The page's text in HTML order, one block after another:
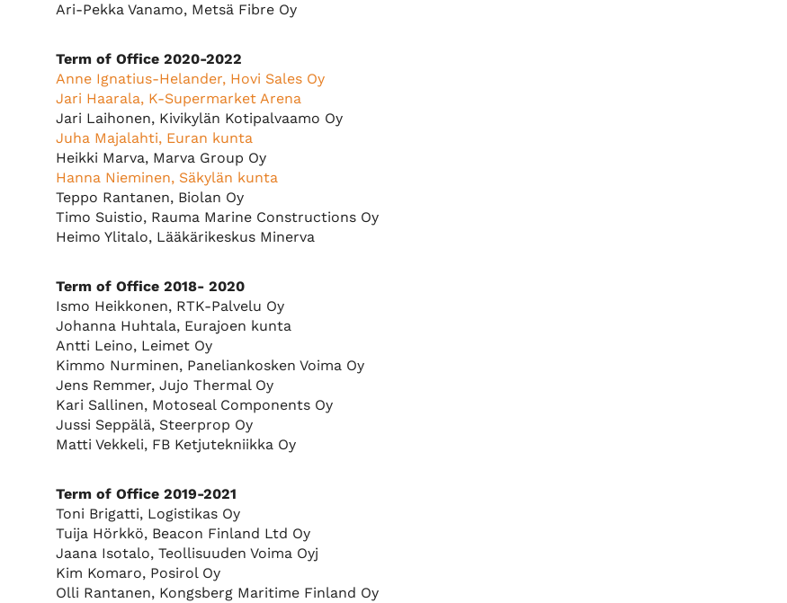
Ari-Pekka Vanamo, Metsä Fibre Oy
Term of Office 2020-2022
Anne Ignatius-Helander, Hovi Sales Oy
Jari Haarala, K-Supermarket Arena
Jari Laihonen, Kivikylän Kotipalvaamo Oy
Juha Majalahti, Euran kunta
Heikki Marva, Marva Group Oy
Hanna Nieminen, Säkylän kunta
Teppo Rantanen, Biolan Oy
Timo Suistio, Rauma Marine Constructions Oy
Heimo Ylitalo, Lääkärikeskus Minerva
Term of Office 2018- 2020
Ismo Heikkonen, RTK-Palvelu Oy
Johanna Huhtala, Eurajoen kunta
Antti Leino, Leimet Oy
Kimmo Nurminen, Paneliankosken Voima Oy
Jens Remmer, Jujo Thermal Oy
Kari Sallinen, Motoseal Components Oy
Jussi Seppälä, Steerprop Oy
Matti Vekkeli, FB Ketjutekniikka Oy
Term of Office 2019-2021
Toni Brigatti, Logistikas Oy
Tuija Hörkkö, Beacon Finland Ltd Oy
Jaana Isotalo, Teollisuuden Voima Oyj
Kim Komaro, Posirol Oy
Olli Rantanen, Kongsberg Maritime Finland Oy